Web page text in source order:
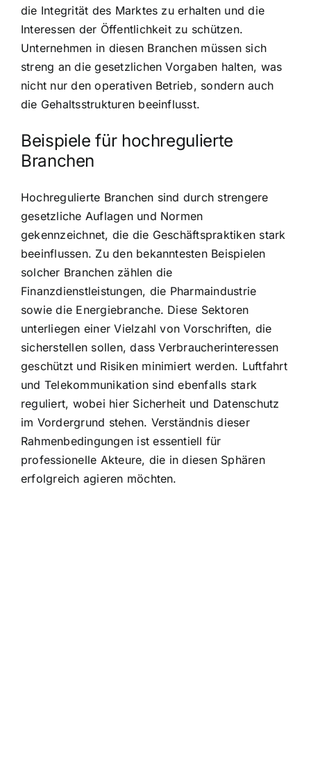
die Integrität des Marktes zu erhalten und die
Interessen der Öffentlichkeit zu schützen.
Unternehmen in diesen Branchen müssen sich
streng an die gesetzlichen Vorgaben halten, was
nicht nur den operativen Betrieb, sondern auch
die Gehaltsstrukturen beeinflusst.
Beispiele für hochregulierte
Branchen
Hochregulierte Branchen sind durch strengere
gesetzliche Auflagen und Normen
gekennzeichnet, die die Geschäftspraktiken stark
beeinflussen. Zu den bekanntesten Beispielen
solcher Branchen zählen die
Finanzdienstleistungen, die Pharmaindustrie
sowie die Energiebranche. Diese Sektoren
unterliegen einer Vielzahl von Vorschriften, die
sicherstellen sollen, dass Verbraucherinteressen
geschützt und Risiken minimiert werden. Luftfahrt
und Telekommunikation sind ebenfalls stark
reguliert, wobei hier Sicherheit und Datenschutz
im Vordergrund stehen. Verständnis dieser
Rahmenbedingungen ist essentiell für
professionelle Akteure, die in diesen Sphären
erfolgreich agieren möchten.